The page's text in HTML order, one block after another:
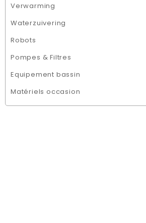
Verwarming
Waterzuivering
Robots
Pompes & Filtres
Equipement bassin
Matériels occasion